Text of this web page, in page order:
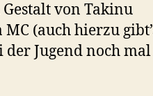
von Takinu
(auch hierzu
Jugend noch